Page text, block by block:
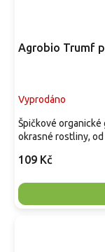
Agrobio Trumf
Vyprodáno
109 Kč
Špičkové
okrasné rostliny,